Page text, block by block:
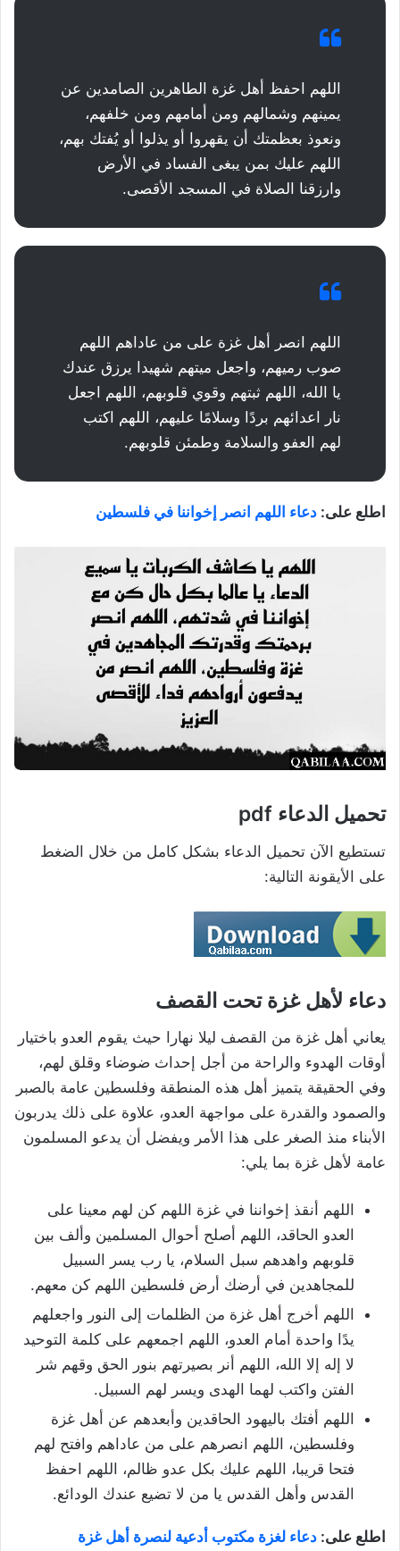
اللهم احفظ أهل غزة الطاهرين الصامدين عن
يمينهم وشمالهم ومن أمامهم ومن خلفهم،
ونعوذ بعظمتك أن يقهروا أو يذلوا أو يُفتك بهم،
اللهم عليك بمن يبغى الفساد في الأرض
وارزقنا الصلاة في المسجد الأقصى.
اللهم انصر أهل غزة على من عاداهم اللهم
صوب رميهم، واجعل ميتهم شهيدا يرزق عندك
يا الله، اللهم ثبتهم وقوي قلوبهم، اللهم اجعل
نار اعدائهم بردًا وسلامًا عليهم، اللهم اكتب
لهم العفو والسلامة وطمئن قلوبهم.
اطلع على: دعاء اللهم انصر إخواننا في فلسطين
تحميل الدعاء pdf
تستطيع الآن تحميل الدعاء بشكل كامل من خلال الضغط
على الأيقونة التالية:
دعاء لأهل غزة تحت القصف
يعاني أهل غزة من القصف ليلا نهارا حيث يقوم العدو باختيار
أوقات الهدوء والراحة من أجل إحداث ضوضاء وقلق لهم،
وفي الحقيقة يتميز أهل هذه المنطقة وفلسطين عامة بالصبر
والصمود والقدرة على مواجهة العدو، علاوة على ذلك يدربون
الأبناء منذ الصغر على هذا الأمر ويفضل أن يدعو المسلمون
عامة لأهل غزة بما يلي:
اللهم أنقذ إخواننا في غزة اللهم كن لهم معينا على
العدو الحاقد، اللهم أصلح أحوال المسلمين وألف بين
قلوبهم واهدهم سبل السلام، يا رب يسر السبيل
للمجاهدين في أرضك أرض فلسطين اللهم كن معهم.
اللهم أخرج أهل غزة من الظلمات إلى النور واجعلهم
يدًا واحدة أمام العدو، اللهم اجمعهم على كلمة التوحيد
لا إله إلا الله، اللهم أنر بصيرتهم بنور الحق وقهم شر
الفتن واكتب لهما الهدى ويسر لهم السبيل.
اللهم أفتك باليهود الحاقدين وأبعدهم عن أهل غزة
وفلسطين، اللهم انصرهم على من عاداهم وافتح لهم
فتحا قريبا، اللهم عليك بكل عدو ظالم، اللهم احفظ
القدس وأهل القدس يا من لا تضيع عندك الودائع.
اطلع على: دعاء لغزة مكتوب أدعية لنصرة أهل غزة